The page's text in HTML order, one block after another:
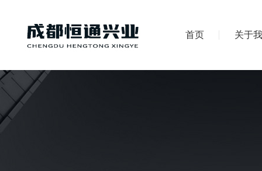
首页 关于